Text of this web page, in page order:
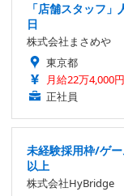
「店舗スタッフ
日
株式会社まさめや
東京都
月給22万4,000
正社員
未経験採用枠/ゲ
以上
株式会社HyBridge